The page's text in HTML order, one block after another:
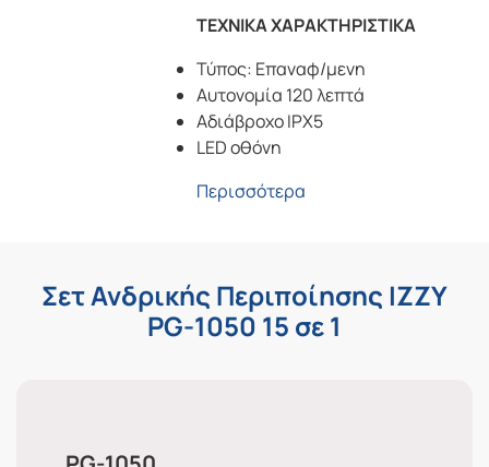
ΤΕΧΝΙΚΑ ΧΑΡΑΚΤΗΡΙΣΤΙΚΑ
Τύπος: Επαναφ/μενη
Αυτονομία 120 λεπτά
Αδιάβροχο IPX5
LED οθόνη
Περισσότερα
Σετ Ανδρικής Περιποίησης IZZY
PG-1050 15 σε 1